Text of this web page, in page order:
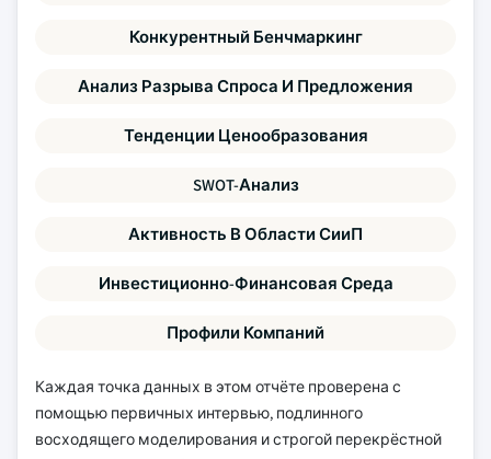
Конкурентный Бенчмаркинг
Анализ Разрыва Спроса И Предложения
Тенденции Ценообразования
SWOT-Анализ
Активность В Области СииП
Инвестиционно-Финансовая Среда
Профили Компаний
Каждая точка данных в этом отчёте проверена с
помощью первичных интервью, подлинного
восходящего моделирования и строгой перекрёстной